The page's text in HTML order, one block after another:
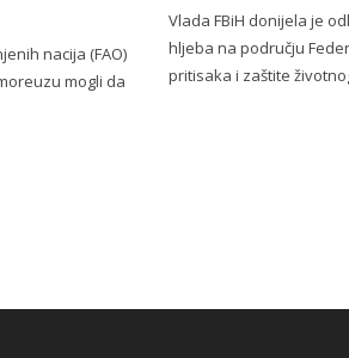
nacija (FAO)
mogli da
Vlada FBiH donijela je
hljeba na području
pritisaka i zaštite